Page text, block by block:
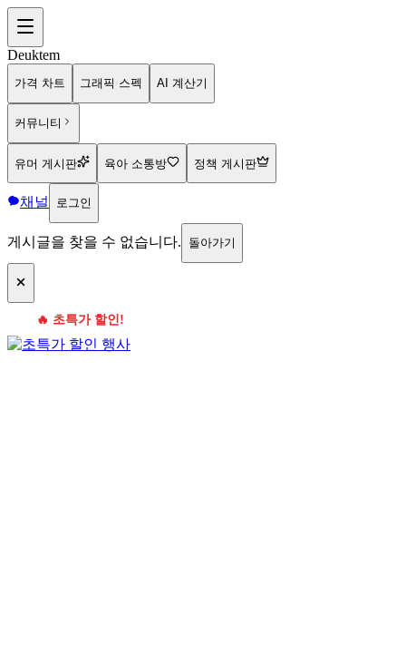
Deuktem
가격 차트 그래픽 스펙 AI 계산기
커뮤니티
유머 게시판 육아 소통방 정책 게시판
채널 로그인
게시글을 찾을 수 없습니다. 돌아가기
🔥 초특가 할인!